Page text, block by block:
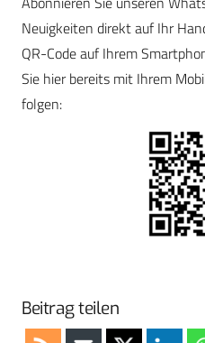
Neuigkeiten direkt auf Ihr
QR-Code auf Ihrem
Sie hier bereits mit Ihrem
folgen:
Beitrag teilen